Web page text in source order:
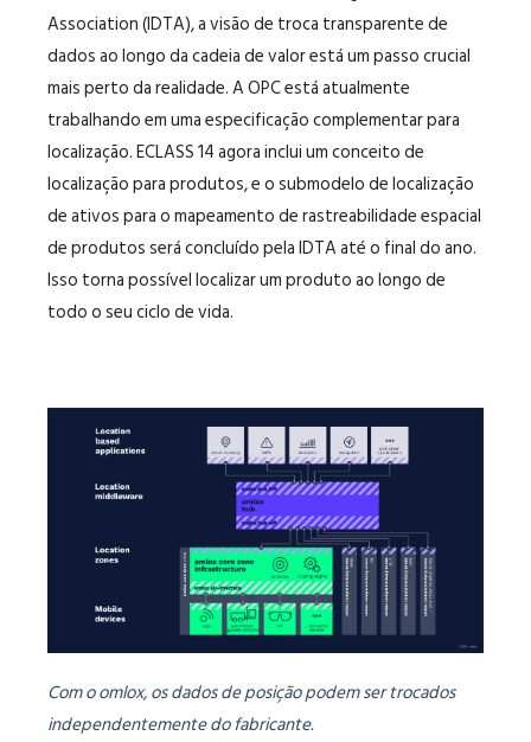
Association (IDTA), a visão de troca transparente de
dados ao longo da cadeia de valor está um passo crucial
mais perto da realidade. A OPC está atualmente
trabalhando em uma especificação complementar para
localização. ECLASS 14 agora inclui um conceito de
localização para produtos, e o submodelo de localização
de ativos para o mapeamento de rastreabilidade espacial
de produtos será concluído pela IDTA até o final do ano.
Isso torna possível localizar um produto ao longo de
todo o seu ciclo de vida.
Com o omlox, os dados de posição podem ser trocados
independentemente do fabricante.